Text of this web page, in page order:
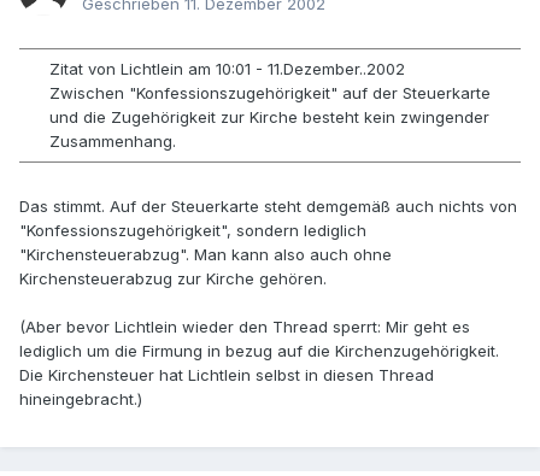
Geschrieben 11. Dezember 2002
Zitat von Lichtlein am 10:01 - 11.Dezember..2002
Zwischen "Konfessionszugehörigkeit" auf der Steuerkarte
und die Zugehörigkeit zur Kirche besteht kein zwingender
Zusammenhang.
Das stimmt. Auf der Steuerkarte steht demgemäß auch nichts von
"Konfessionszugehörigkeit", sondern lediglich
"Kirchensteuerabzug". Man kann also auch ohne
Kirchensteuerabzug zur Kirche gehören.
(Aber bevor Lichtlein wieder den Thread sperrt: Mir geht es
lediglich um die Firmung in bezug auf die Kirchenzugehörigkeit.
Die Kirchensteuer hat Lichtlein selbst in diesen Thread
hineingebracht.)